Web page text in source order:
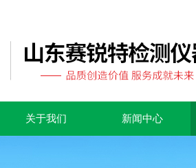
关于我们 新闻中心